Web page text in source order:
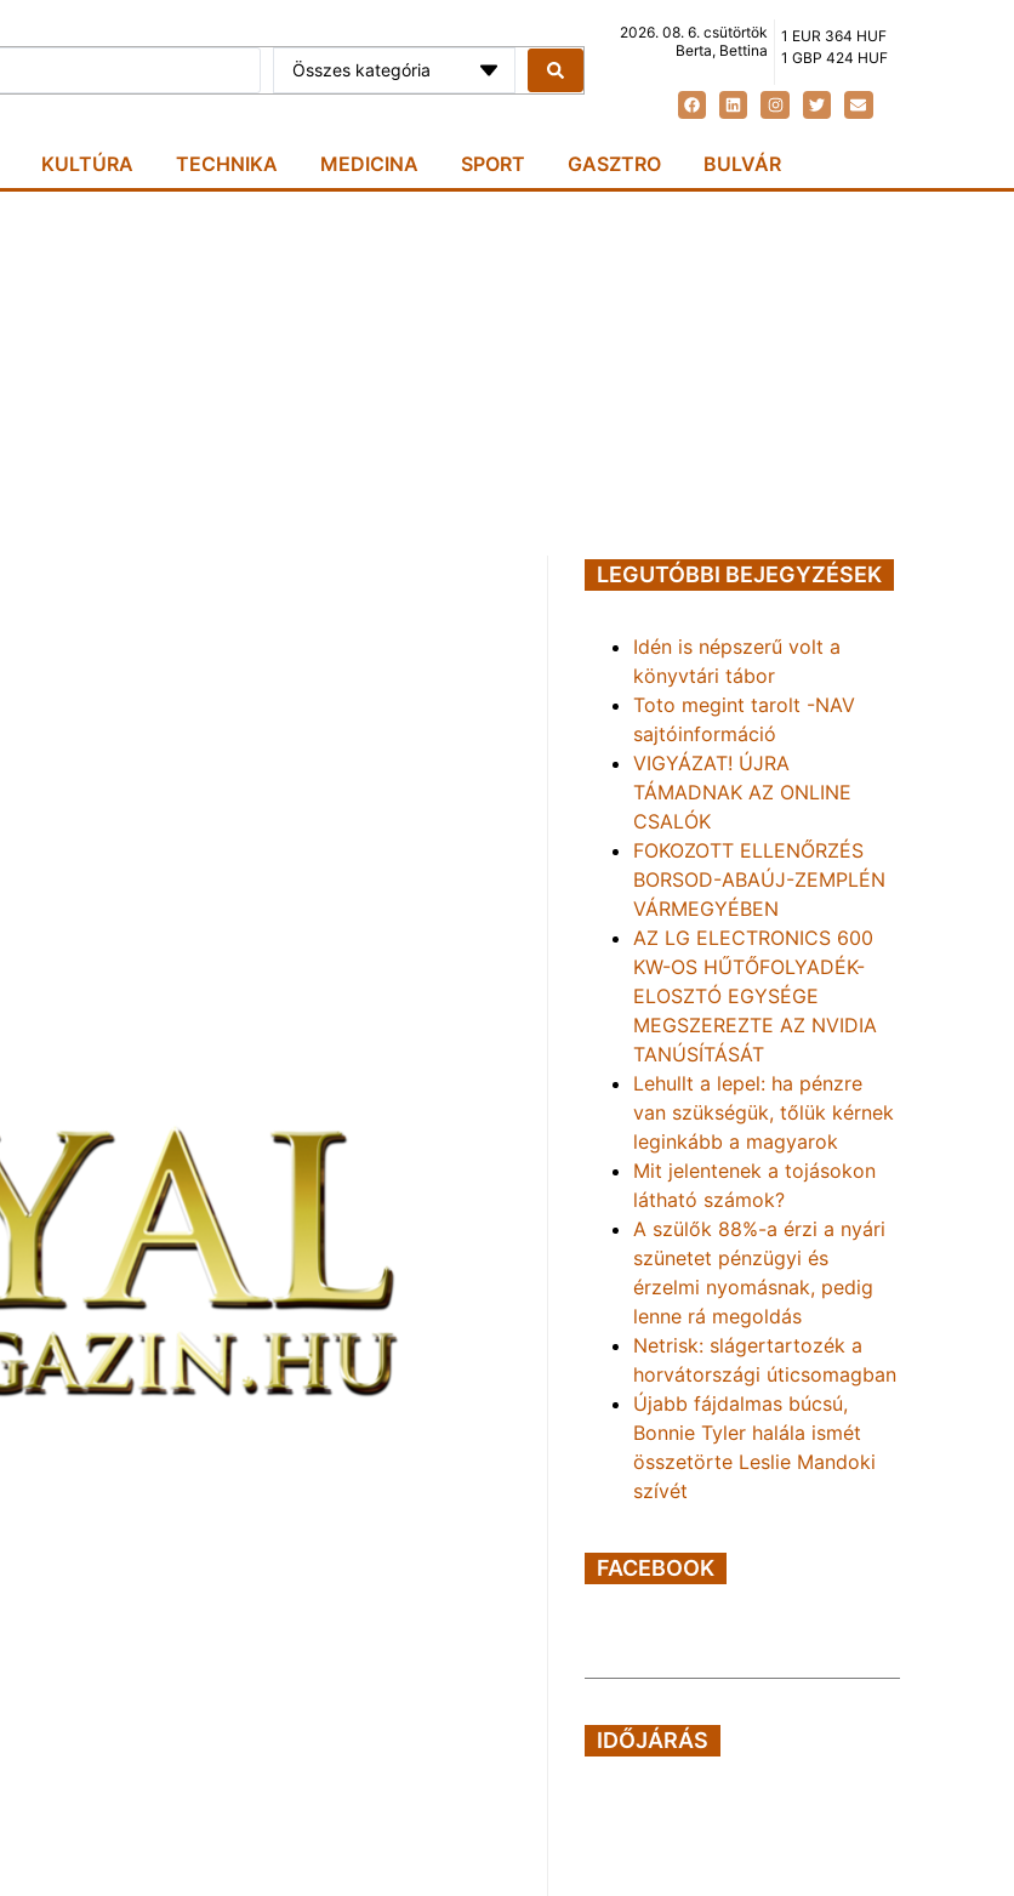
Összes kategória
2026. 08. 6. csütörtök
Berta, Bettina
1 EUR 364 HUF
1 GBP 424 HUF
KULTÚRA TECHNIKA MEDICINA SPORT GASZTRO BULVÁR
LEGUTÓBBI BEJEGYZÉSEK
Idén is népszerű volt a
könyvtári tábor
Toto megint tarolt -NAV
sajtóinformáció
VIGYÁZAT! ÚJRA
TÁMADNAK AZ ONLINE
CSALÓK
FOKOZOTT ELLENŐRZÉS
BORSOD-ABAÚJ-ZEMPLÉN
VÁRMEGYÉBEN
AZ LG ELECTRONICS 600
KW-OS HŰTŐFOLYADÉK-
ELOSZTÓ EGYSÉGE
MEGSZEREZTE AZ NVIDIA
TANÚSÍTÁSÁT
Lehullt a lepel: ha pénzre
van szükségük, tőlük kérnek
leginkább a magyarok
Mit jelentenek a tojásokon
látható számok?
A szülők 88%-a érzi a nyári
szünetet pénzügyi és
érzelmi nyomásnak, pedig
lenne rá megoldás
Netrisk: slágertartozék a
horvátországi úticsomagban
Újabb fájdalmas búcsú,
Bonnie Tyler halála ismét
összetörte Leslie Mandoki
szívét
FACEBOOK
IDŐJÁRÁS